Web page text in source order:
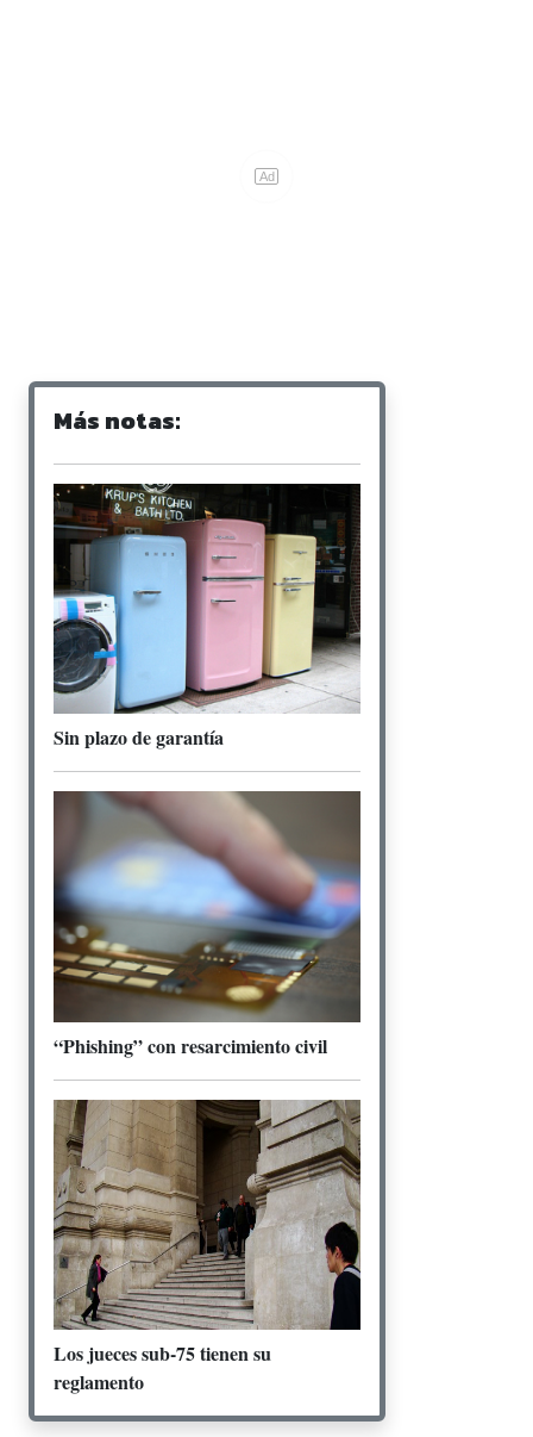
Más notas:
Sin plazo de garantía
“Phishing” con resarcimiento civil
Los jueces sub-75 tienen su
reglamento